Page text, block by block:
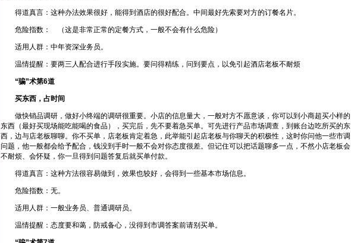
得道真言：这种办法效果很好，能得到酒店的很好配合。中间最好先索要对方的订餐名片。
危险指数： （这是非常正常的定餐方式，一般不会有什么危险）
适用人群：中年资深业务员。
温情提醒：要两三人配合进行手段实施。要问得精练，问到要点，以免引起酒店老板不耐烦
“骗”术第6道
买东西，占时间
做快销品调研，做好小终端的调研很重要。小店的信息量大，一般对方不愿意谈，你可以到小商超买小样的
东西（最好买现场能吃能喝的食品），买完后，先不要着急买单。可先进行产品市场调查，到账台边吃所买的东
西，边与店老板聊聊。你不买单，店老板肯定着急，此举能引起店老板与你聊天的积极性，这时你问他一些市调
问题，他一般都会给予配合，钱没到手时一般不会对你态度很差。但记住可以把话题聊多一点，不然小店老板会
不耐烦、会怀疑，你一旦得到问题答复后就买单付款。
得道真言：这种方法很容易做到，效果也较好，会得到一些基本市场信息。
危险指数：无。
适用人群：一般业务员、普通调研员。
温情提醒：态度要和蔼，防戒备心，没得到市调答案前请别买单。